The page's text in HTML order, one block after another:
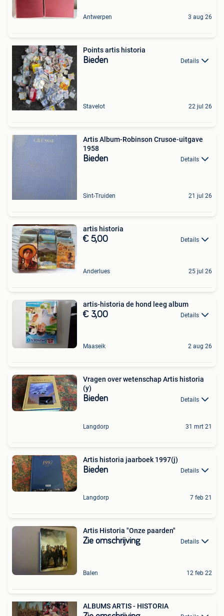
Antwerpen 3 aug 26
Points artis historia
Bieden Details
Stavelot 22 jul 26
Artis Album-Robinson Crusoe-uitgave
1958
Bieden Details
Sint-Truiden 21 jul 26
artis historia
€ 5,00 Details
Anderlues 25 jul 26
artis-historia de hond leeg album
€ 3,00 Details
Maaseik 2 aug 26
Vragen over wetenschap Artis historia
(y)
Bieden Details
Langdorp 31 mrt 21
Artis historia jaarboek 1997(j)
Bieden Details
Langdorp 7 feb 21
Artis Historia "Onze paarden"
Zie omschrijving Details
Balen 12 feb 22
ALBUMS ARTIS - HISTORIA